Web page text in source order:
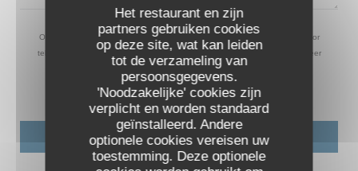
Het restaurant en zijn
partners gebruiken cookies
op deze site, wat kan leiden
tot de verzameling van
persoonsgegevens.
'Noodzakelijke' cookies zijn
verplicht en worden standaard
geïnstalleerd. Andere
optionele cookies vereisen uw
toestemming. Deze optionele
Op grond van de privacywetgeving heeft u het recht om u af te melden voor
telefonische marketing via het Bel-me-niet Register:
. Voor meer
informatie over hoe wij uw gegevens verwerken, zie ons